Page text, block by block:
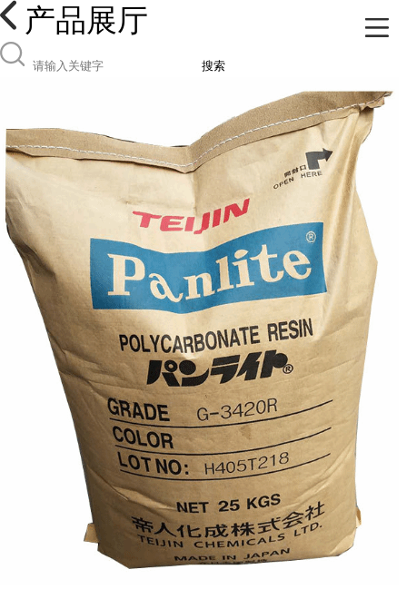
产品展厅
搜索